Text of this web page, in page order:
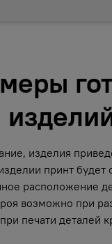
изделия
принт будет
расположение
возможно при
печати деталей